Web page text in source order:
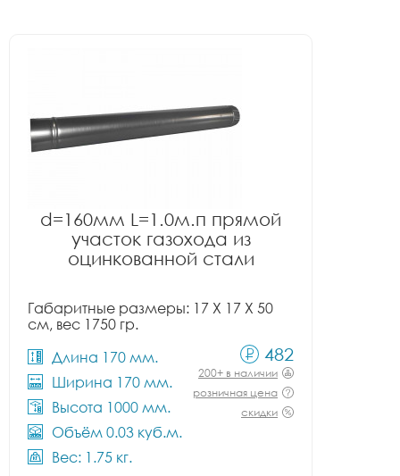
d=160мм L=1.0м.п прямой
участок газохода из
оцинкованной стали
Габаритные размеры: 17 X 17 X 50
см, вес 1750 гр.
Длина 170 мм.
Ширина 170 мм.
Высота 1000 мм.
Объём 0.03 куб.м.
Вес: 1.75 кг.
482
200+ в наличии
розничная цена
скидки